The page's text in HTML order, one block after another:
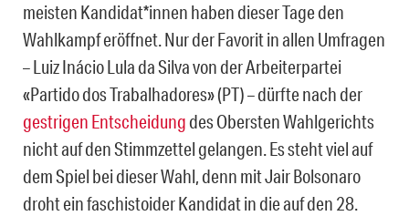
meisten Kandidat*innen haben dieser Tage den
Wahlkampf eröffnet. Nur der Favorit in allen Umfragen
– Luiz Inácio Lula da Silva von der Arbeiterpartei
«Partido dos Trabalhadores» (PT) – dürfte nach der
gestrigen Entscheidungdes Obersten Wahlgerichts
nicht auf den Stimmzettel gelangen. Es steht viel auf
dem Spiel bei dieser Wahl, denn mit Jair Bolsonaro
droht ein faschistoider Kandidat in die auf den 28.